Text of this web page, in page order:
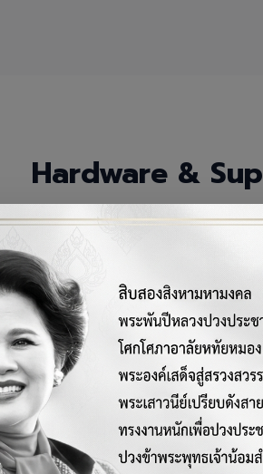
Hardware &
ณ์เครื่องมือฮาร์ดแวร์และวัสดุสิ้นเปลือง